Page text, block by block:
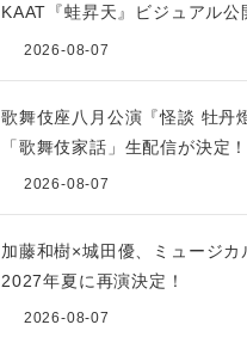
KAAT『蛙昇天』ビジュアル
2026-08-07
歌舞伎座八月公演『怪談 牡丹
「歌舞伎家話」生配信が決定！
2026-08-07
加藤和樹×城田優、ミュージカ
2027年夏に再演決定！
2026-08-07